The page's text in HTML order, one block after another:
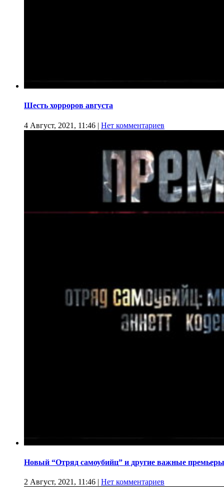
Шесть хорроров августа
4 Август, 2021, 11:46 | Нет комментариев
Новый “Отряд самоубийц” и другие важные премьеры
2 Август, 2021, 11:46 | Нет комментариев